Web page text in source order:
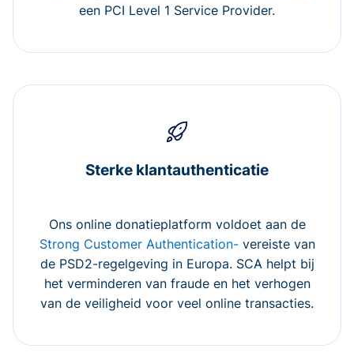
een PCI Level 1 Service Provider.
Sterke klantauthenticatie
Ons online donatieplatform voldoet aan de
Strong Customer Authentication-vereiste van
de PSD2-regelgeving in Europa. SCA helpt bij
het verminderen van fraude en het verhogen
van de veiligheid voor veel online transacties.